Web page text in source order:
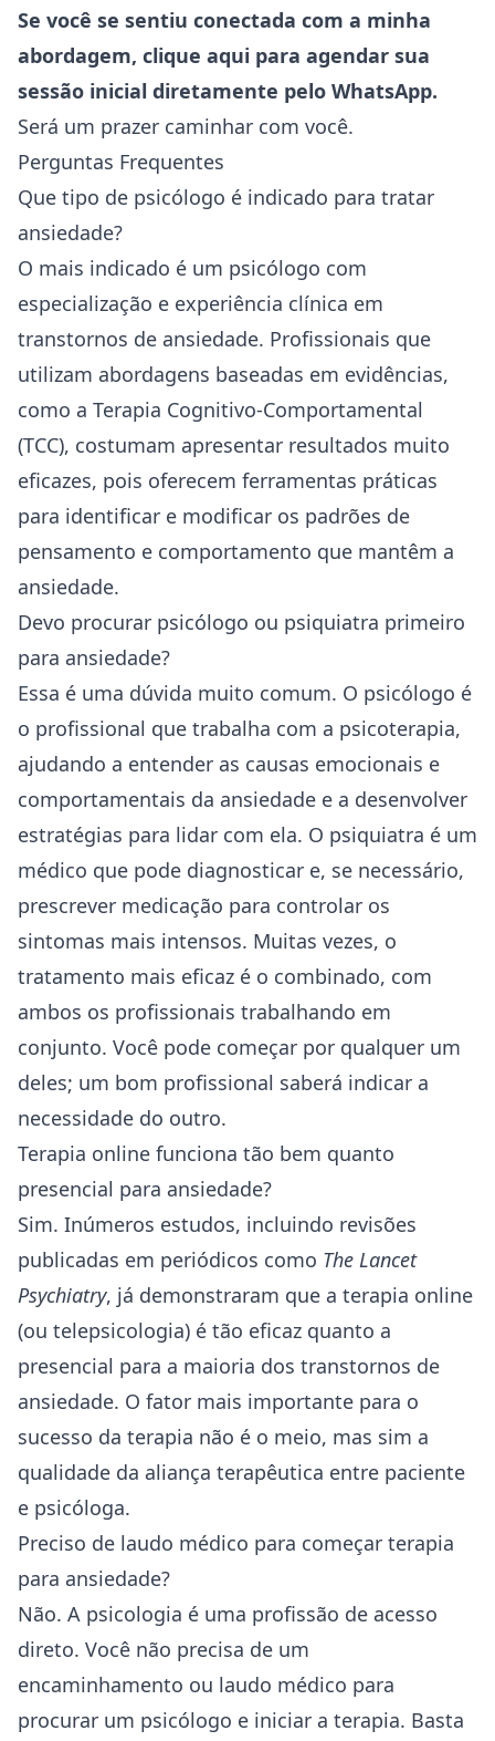
Se você se sentiu conectada com a minha
abordagem, clique aqui para agendar sua
sessão inicial diretamente pelo WhatsApp.
Será um prazer caminhar com você.
Perguntas Frequentes
Que tipo de psicólogo é indicado para tratar
ansiedade?
O mais indicado é um psicólogo com
especialização e experiência clínica em
transtornos de ansiedade. Profissionais que
utilizam abordagens baseadas em evidências,
como a Terapia Cognitivo-Comportamental
(TCC), costumam apresentar resultados muito
eficazes, pois oferecem ferramentas práticas
para identificar e modificar os padrões de
pensamento e comportamento que mantêm a
ansiedade.
Devo procurar psicólogo ou psiquiatra primeiro
para ansiedade?
Essa é uma dúvida muito comum. O psicólogo é
o profissional que trabalha com a psicoterapia,
ajudando a entender as causas emocionais e
comportamentais da ansiedade e a desenvolver
estratégias para lidar com ela. O psiquiatra é um
médico que pode diagnosticar e, se necessário,
prescrever medicação para controlar os
sintomas mais intensos. Muitas vezes, o
tratamento mais eficaz é o combinado, com
ambos os profissionais trabalhando em
conjunto. Você pode começar por qualquer um
deles; um bom profissional saberá indicar a
necessidade do outro.
Terapia online funciona tão bem quanto
presencial para ansiedade?
Sim. Inúmeros estudos, incluindo revisões
publicadas em periódicos como The Lancet
Psychiatry, já demonstraram que a terapia online
(ou telepsicologia) é tão eficaz quanto a
presencial para a maioria dos transtornos de
ansiedade. O fator mais importante para o
sucesso da terapia não é o meio, mas sim a
qualidade da aliança terapêutica entre paciente
e psicóloga.
Preciso de laudo médico para começar terapia
para ansiedade?
Não. A psicologia é uma profissão de acesso
direto. Você não precisa de um
encaminhamento ou laudo médico para
procurar um psicólogo e iniciar a terapia. Basta